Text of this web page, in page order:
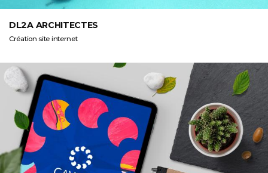
DL2A ARCHITECTES
Création site internet